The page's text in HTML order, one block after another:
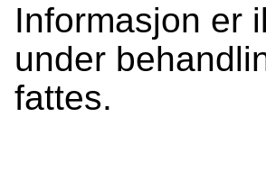
Informasjon er
under
fattes.